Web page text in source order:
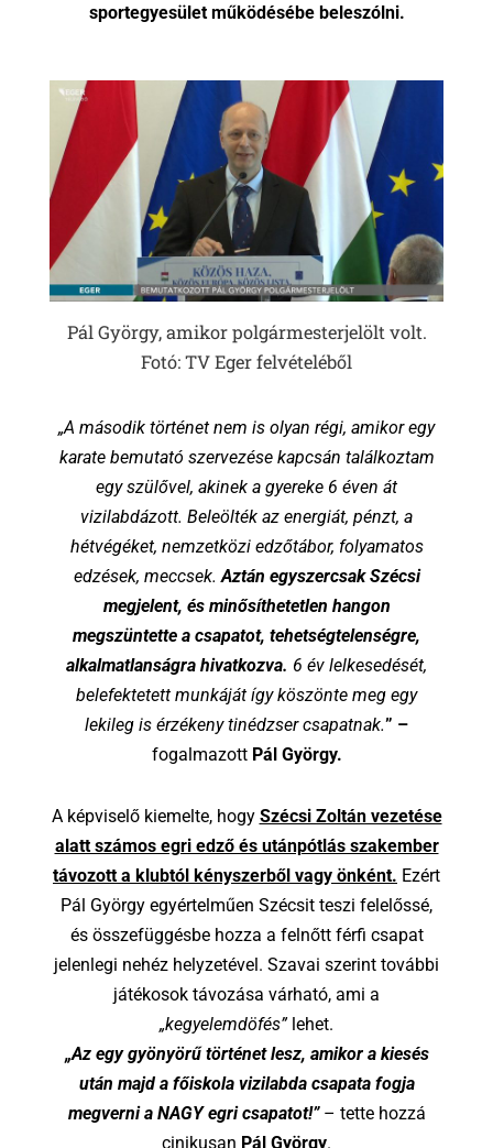
sportegyesület működésébe beleszólni.
Pál György, amikor polgármesterjelölt volt.
Fotó: TV Eger felvételéből
„A második történet nem is olyan régi, amikor egy
karate bemutató szervezése kapcsán találkoztam
egy szülővel, akinek a gyereke 6 éven át
vizilabdázott. Beleölték az energiát, pénzt, a
hétvégéket, nemzetközi edzőtábor, folyamatos
edzések, meccsek.Aztán egyszercsak Szécsi
megjelent, és minősíthetetlen hangon
megszüntette a csapatot, tehetségtelenségre,
alkalmatlanságra hivatkozva. 6 év lelkesedését,
belefektetett munkáját így köszönte meg egy
lekileg is érzékeny tinédzser csapatnak.” –
fogalmazottPál György.
A képviselő kiemelte, hogy Szécsi Zoltán vezetése
alatt számos egri edző és utánpótlás szakember
távozott a klubtól kényszerből vagy önként. Ezért
Pál György egyértelműen Szécsit teszi felelőssé,
és összefüggésbe hozza a felnőtt férfi csapat
jelenlegi nehéz helyzetével. Szavai szerint további
játékosok távozása várható, ami a
„kegyelemdöfés”lehet.
„Az egy gyönyörű történet lesz, amikor a kiesés
után majd a főiskola vizilabda csapata fogja
megverni a NAGY egri csapatot!”– tette hozzá
cinikusan Pál György.